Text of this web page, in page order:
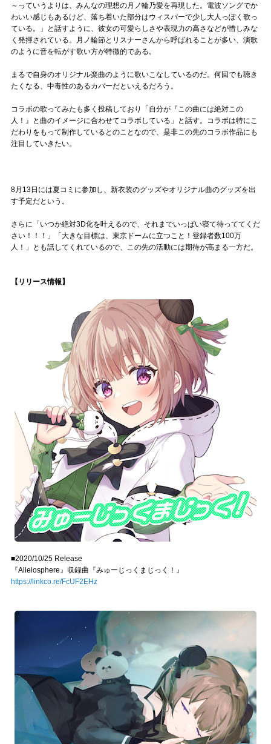
～っていうよりは、みんなの理想の月ノ輪乃愛を再現した。電波ソングでか
わいい感じもあるけど、落ち着いた部分はウィスパーで少し大人っぽく歌っ
ている。」と話すように、彼女の可愛らしさや表現力の高さなどが惜しみな
く発揮されている。月ノ輪節とリスナーさんから呼ばれることが多い、演歌
のように音を転がす歌い方が特徴的である。
まるで自身のオリジナル楽曲のように歌いこなしているのだ。何回でも聴き
たくなる、中毒性のあるカバーだといえるだろう。
コラボの歌ってみたも多く投稿しており「自分が『この曲には絶対この
人！』と曲のイメージに合わせてコラボしている」と話す。コラボは特にこ
だわりをもって制作しているとのことなので、是非この先のコラボ作品にも
注目していきたい。
8月13日には夏コミに参加し、新衣装のグッズやオリジナル曲のグッズを出
す予定だという。
さらに「いつか絶対3D化を叶えるので、それまでいっぱい寝て待っててくだ
さい！！！」「大きな目標は、東京ドームに立つこと！登録者数100万
人！」とも話してくれているので、この先の活動には期待が高まる一方だ。
【リリース情報】
■2020/10/25 Release
『Allelosphere』収録曲『みゅーじっくまじっく！』
https://linkco.re/FcUF2EHz